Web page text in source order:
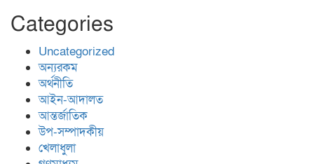
Categories
Uncategorized
অন্যরকম
অর্থনীতি
আইন-আদালত
আন্তর্জাতিক
উপ-সম্পাদকীয়
খেলাধুলা